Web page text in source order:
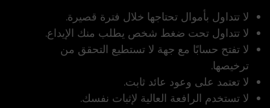
لا تتداول بأموال تحتاجها خلال فترة قصيرة.
لا تتداول تحت ضغط شخص يطلب منك الإيداع.
لا تفتح حسابًا مع جهة لا تستطيع التحقق من
ترخيصها.
لا تعتمد على وعود عائد ثابت.
لا تستخدم الرافعة العالية لإثبات نفسك.